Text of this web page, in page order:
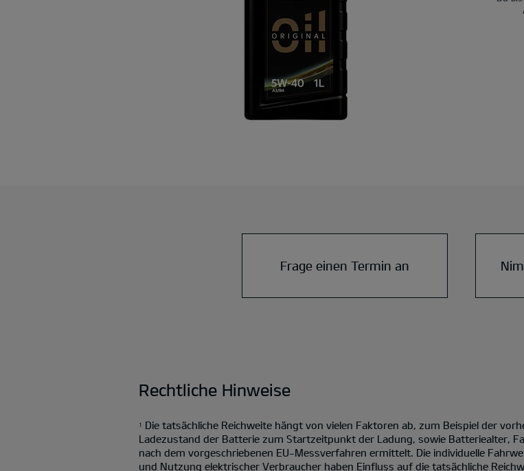
Frage einen Termin an
Rechtliche Hinweise
1
Die tatsächliche Reichweite hängt von vielen Faktoren ab, zum Beispiel der
Ladezustand der Batterie zum Startzeitpunkt der Ladung, sowie Batteriealter,
nach dem vorgeschriebenen EU-Messverfahren ermittelt. Die individuelle
und Nutzung elektrischer Verbraucher haben Einfluss auf die tatsächliche